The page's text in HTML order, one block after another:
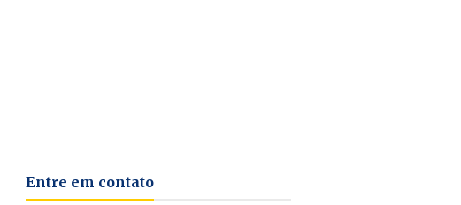
Entre em contato